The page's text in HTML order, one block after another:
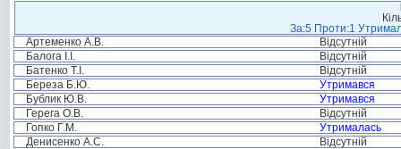
За:5 Проти:1
Артеменко А.В.
Відсутній
Балога І.І.
Відсутній
Батенко Т.І.
Відсутній
Береза Б.Ю.
Утримався
Бублик Ю.В.
Утримався
Герега О.В.
Відсутній
Гопко Г.М.
Утрималась
Денисенко А.С.
Відсутній